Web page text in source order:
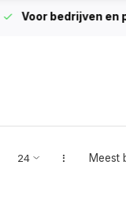
Voor bedrijven en
Meest